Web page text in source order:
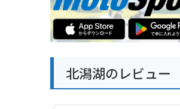
北潟湖のレビュー